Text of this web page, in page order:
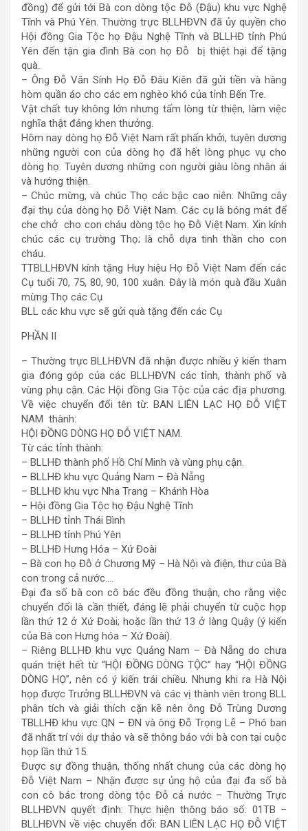
đồng) để gửi tới Bà con dòng tộc Đỗ (Đậu) khu vực Nghệ
Tĩnh và Phú Yên. Thường trực BLLHĐVN đã ủy quyền cho
Hội đồng Gia Tộc họ Đậu Nghệ Tĩnh và BLLHĐ tỉnh Phú
Yên đến tận gia đình Bà con họ Đỗ bị thiệt hại để tặng
quà.
– Ông Đỗ Văn Sính Họ Đỗ Đâu Kiên đã gửi tiền và hàng
hòm quần áo cho các em nghèo khó của tỉnh Bến Tre.
Vật chất tuy không lớn nhưng tấm lòng từ thiện, làm việc
nghĩa thật đáng khen thưởng.
Hôm nay dòng họ Đỗ Việt Nam rất phấn khởi, tuyên dương
những người con của dòng họ đã hết lòng phục vụ cho
dòng họ. Tuyên dương những con người giàu lòng nhân ái
và hướng thiện.
– Chúc mừng, và chúc Thọ các bậc cao niên: Những cây
đại thụ của dòng họ Đỗ Việt Nam. Các cụ là bóng mát để
che chở cho con cháu dòng tộc họ Đỗ Việt Nam. Xin kính
chúc các cụ trường Thọ; là chỗ dựa tinh thần cho con
cháu.
TTBLLHĐVN kính tặng Huy hiệu Họ Đỗ Việt Nam đến các
Cụ tuổi 70, 75, 80, 90, 100 xuân. Đây là món quà đầu Xuân
mừng Thọ các Cụ
BLL các khu vực sẽ gửi quà tặng đến các Cụ
PHẦN II
– Thường trực BLLHĐVN đã nhận được nhiều ý kiến tham
gia đóng góp của các BLLHĐVN các tỉnh, thành phố và
vùng phụ cận. Các Hội đồng Gia Tộc của các địa phương.
Về việc chuyển đổi tên từ: BAN LIÊN LẠC HỌ ĐỖ VIỆT
NAM thành:
HỘI ĐỒNG DÒNG HỌ ĐỖ VIỆT NAM.
Từ các tỉnh thành:
– BLLHĐ thành phố Hồ Chí Minh và vùng phụ cận.
– BLLHĐ khu vực Quảng Nam – Đà Nẵng
– BLLHĐ khu vực Nha Trang – Khánh Hòa
– Hội đồng Gia Tộc họ Đậu Nghệ Tĩnh
– BLLHĐ tỉnh Thái Bình
– BLLHĐ tỉnh Phú Yên
– BLLHĐ Hưng Hóa – Xứ Đoài
– Bà con họ Đỗ ở Chương Mỹ – Hà Nội và điện, thư của Bà
con trong cả nước….
Đại đa số bà con cô bác đều đồng thuận, cho rằng việc
chuyển đổi là cần thiết, đáng lẽ phải chuyển từ cuộc họp
lần thứ 12 ở Xứ Đoài; hoặc lần thứ 13 ở làng Quậy (ý kiến
của Bà con Hưng hóa – Xứ Đoài).
– Riêng BLLHĐ khu vực Quảng Nam – Đà Nẵng do chưa
quán triệt hết từ “HỘI ĐỒNG DÒNG TỘC” hay “HỘI ĐỒNG
DÒNG HỌ”, nên có ý kiến trái chiều. Nhưng khi ra Hà Nội
họp được Trưởng BLLHĐVN và các vị thành viên trong BLL
phân tích và giải thích cặn kẽ nên ông Đỗ Trùng Dương
TBLLHĐ khu vực QN – ĐN và ông Đỗ Trọng Lễ – Phó ban
đã nhất trí với dự thảo và sẽ thông báo với bà con tại cuộc
họp lần thứ 15.
Được sự đồng thuận, thống nhất chung của các dòng họ
Đỗ Việt Nam – Nhận được sự ủng hộ của đại đa số bà
con cô bác trong dòng tộc Đỗ cả nước – Thường Trực
BLLHĐVN quyết định: Thực hiện thông báo số: 01TB –
BLLHĐVN về việc chuyển đổi: BAN LIÊN LẠC HỌ ĐỖ VIỆT